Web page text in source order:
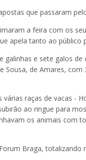
que passaram
a feira com os
apela tanto ao público
e sete galos
de Amares,
raças de vacas -
ao ringue para
os animais com
Braga, totalizando